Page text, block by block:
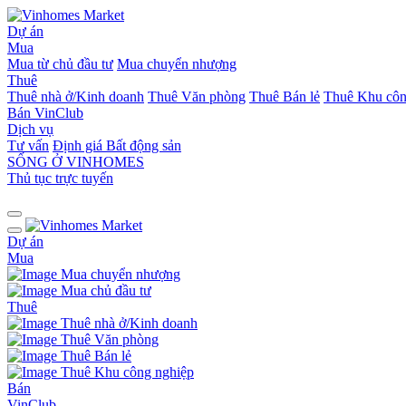
Dự án
Mua
Mua từ chủ đầu tư Mua chuyển nhượng
Thuê
Thuê nhà ở/Kinh doanh Thuê Văn phòng Thuê Bán lẻ Thuê Khu
Bán VinClub
Dịch vụ
Tư vấn Định giá Bất động sản
SỐNG Ở VINHOMES
Thủ tục trực tuyến
Dự án
Mua
Mua chuyển nhượng
Mua chủ đầu tư
Thuê
Thuê nhà ở/Kinh doanh
Thuê Văn phòng
Thuê Bán lẻ
Thuê Khu công nghiệp
Bán